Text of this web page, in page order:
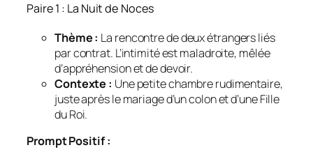
Paire 1 : La Nuit de Noces
Thème : La rencontre de deux étrangers liés
par contrat. L’intimité est maladroite, mêlée
d’appréhension et de devoir.
Contexte : Une petite chambre rudimentaire,
juste après le mariage d’un colon et d’une Fille
du Roi.
Prompt Positif :